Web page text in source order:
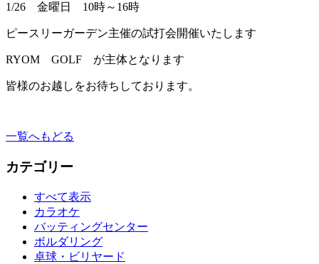
1/26 金曜日 10時～16時
ピースリーガーデン主催の試打会開催いたします
RYOM GOLF が主体となります
皆様のお越しをお待ちしております。
一覧へもどる
カテゴリー
すべて表示
カラオケ
バッティングセンター
ボルダリング
卓球・ビリヤード